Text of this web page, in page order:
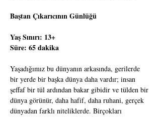
Baştan Çıkarıcının Günlüğü
Yaş Sınırı: 13+
Süre: 65 dakika
Yaşadığımız bu dünyanın arkasında, gerilerde
bir yerde bir başka dünya daha vardır; insan
şeffaf bir tül ardından bakar gibidir ve tülden bir
dünya görünür, daha hafif, daha ruhani, gerçek
dünyadan farklı niteliklerde. Birçokları